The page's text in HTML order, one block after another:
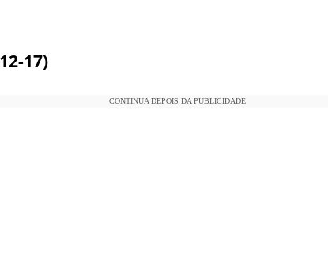
17)
CONTINUA DEPOIS DA PUBLICIDADE